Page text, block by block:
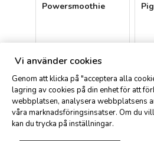
Powersmoothie
Vi använder cookies
Genom att klicka på "acceptera alla
lagring av cookies på din enhet för att
webbplatsen, analysera webbplatsens
våra marknadsföringsinsatser. Om du
kan du trycka på inställningar.